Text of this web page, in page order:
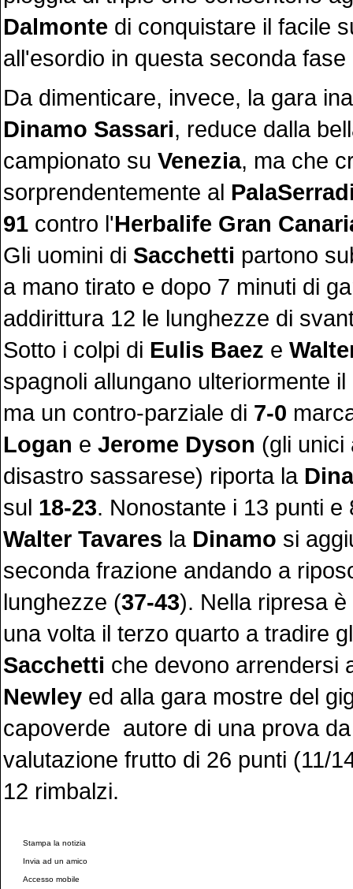
Dalmonte di conquistare il facile
all'esordio in questa seconda
Da dimenticare, invece, la gara
Dinamo Sassari, reduce dalla
campionato su Venezia, ma che
sorprendentemente al
91 contro l'Herbalife Gran
Gli uomini di Sacchetti partono
a mano tirato e dopo 7 minuti di
addirittura 12 le lunghezze di
Sotto i colpi di Eulis Baez e
spagnoli allungano ulteriormente
ma un contro-parziale di 7-0
Logan e Jerome Dyson (gli unici
disastro sassarese) riporta la
sul 18-23. Nonostante i 13 punti e
Walter Tavares la Dinamo si
seconda frazione andando a
lunghezze (37-43). Nella ripresa
una volta il terzo quarto a tradire
Sacchetti che devono arrendersi
Newley ed alla gara mostre del
capoverde autore di una prova
valutazione frutto di 26 punti (11/
12 rimbalzi.
Stampa la notizia
Invia ad un amico
Accesso mobile